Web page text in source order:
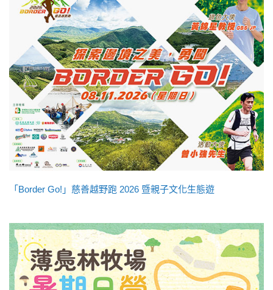
「Border Go!」慈善越野跑 2026 暨親子文化生態遊